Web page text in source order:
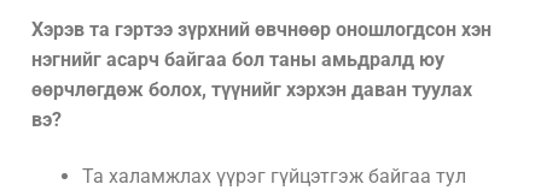
Хэрэв та гэртээ зүрхний өвчнөөр оношлогдсон хэн
нэгнийг асарч байгаа бол таны амьдралд юу
өөрчлөгдөж болох, түүнийг хэрхэн даван туулах
вэ?
Та халамжлах үүрэг гүйцэтгэж байгаа тул